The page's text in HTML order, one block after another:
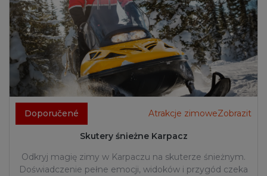
Doporučené Atrakcje zimoweZobrazit
Skutery śnieżne Karpacz
Odkryj magię zimy w Karpaczu na skuterze śnieżnym.
Doświadczenie pełne emocji, widoków i przygód czeka